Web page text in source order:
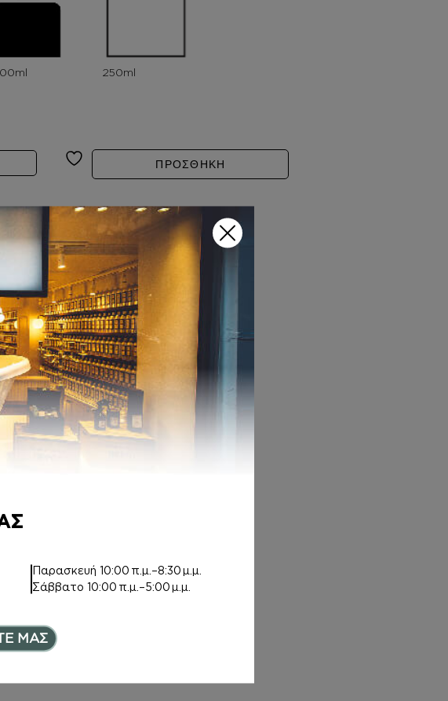
by OLYMPEA ποσότητα
ΠΡΟΣΘΗΚΗ
Παρασκευή 10:00 π.μ.–8:30 μ.μ.
Σάββατο 10:00 π.μ.–5:00 μ.μ.
ΜΑΣ